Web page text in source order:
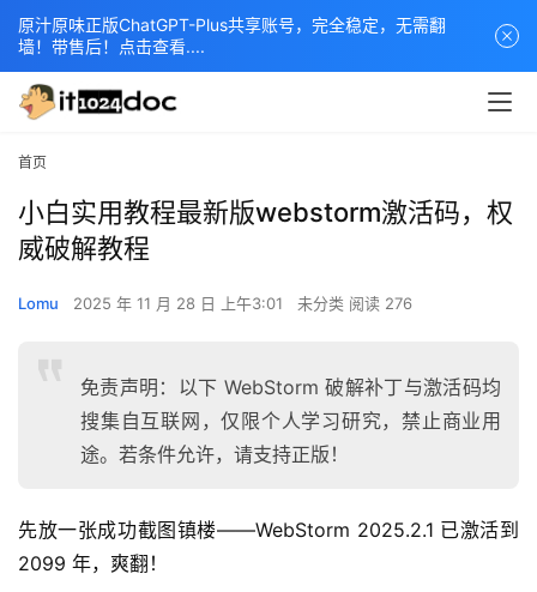
首页
小白实用教程最新版webstorm激活码，权
威破解教程
Lomu 2025 年 11 月 28 日 上午3:01 未分类 阅读 276
免责声明：以下 WebStorm 破解补丁与激活码均
搜集自互联网，仅限个人学习研究，禁止商业用
途。若条件允许，请支持正版！
先放一张成功截图镇楼——WebStorm 2025.2.1 已激活到
2099 年，爽翻！
原汁原味正版ChatGPT-Plus共享账号，完全稳定，无需翻
墙！带售后！点击查看....